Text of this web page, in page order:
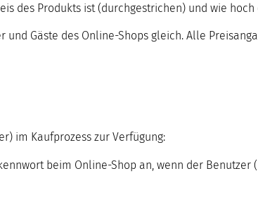
des Produkts ist (durchgestrichen) und wie
Gäste des Online-Shops gleich. Alle
im Kaufprozess zur Verfügung:
beim Online-Shop an, wenn der